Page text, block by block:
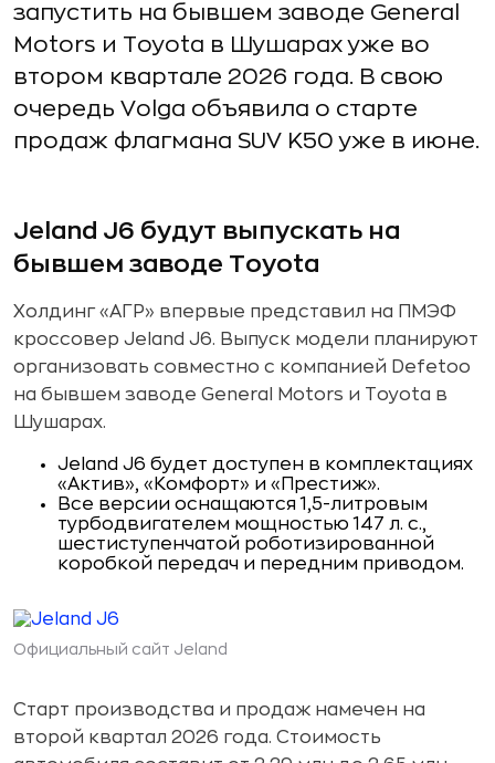
запустить на бывшем заводе General
Motors и Toyota в Шушарах уже во
втором квартале 2026 года. В свою
очередь Volga объявила о старте
продаж флагмана SUV K50 уже в июне.
Jeland J6 будут выпускать на
бывшем заводе Toyota
Холдинг «АГР» впервые представил на ПМЭФ
кроссовер Jeland J6. Выпуск модели планируют
организовать совместно с компанией Defetoo
на бывшем заводе General Motors и Toyota в
Шушарах.
Jeland J6 будет доступен в комплектациях
«Актив», «Комфорт» и «Престиж».
Все версии оснащаются 1,5-литровым
турбодвигателем мощностью 147 л. с.,
шестиступенчатой роботизированной
коробкой передач и передним приводом.
Официальный сайт Jeland
Старт производства и продаж намечен на
второй квартал 2026 года. Стоимость